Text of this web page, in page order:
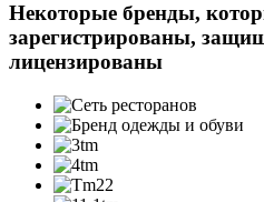
Некоторые бренды,
зарегистрированы,
лицензированы